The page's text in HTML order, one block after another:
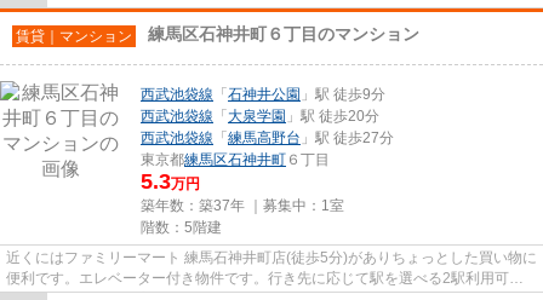
賃貸｜マンション 練馬区石神井町６丁目のマンション
西武池袋線 「 石神井公園 」駅 徒歩9分
西武池袋線 「 大泉学園 」駅 徒歩20分
西武池袋線 「 練馬高野台 」駅 徒歩27分
東京都練馬区石神井町 ６丁目
5.3万円
築年数：築37年 ｜募集中： 1室
階数：5階建
近くにはファミリーマート 練馬石神井町店(徒歩5分)がありちょっとした買い物に
便利です。エレベーター付き物件です。行き先に応じて駅を選べる2駅利用可能